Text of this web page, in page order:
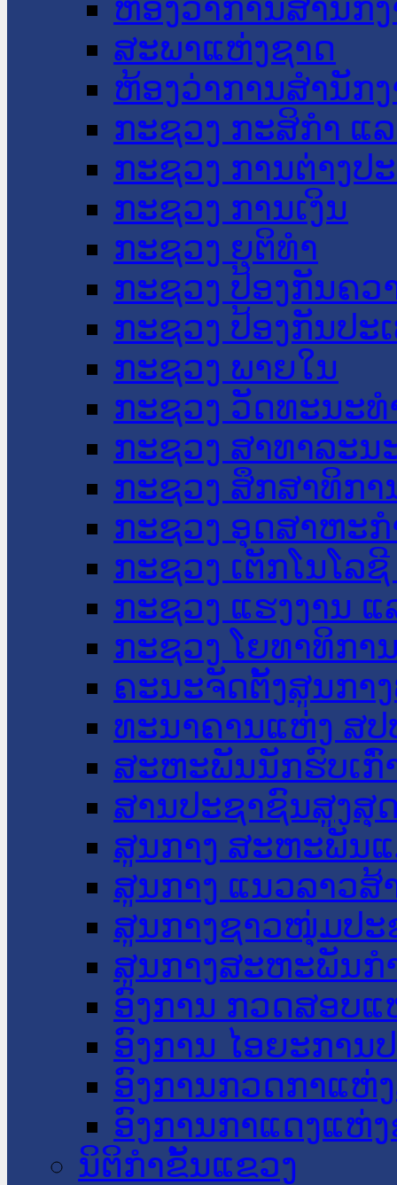
ຫ້ອງວ່າການສໍານັກ
ສະພາແຫ່ງຊາດ
ຫ້ອງວ່າການສຳນັກ
ກະຊວງ ກະສິກຳ ແ
ກະຊວງ ການຕ່າງປ
ກະຊວງ ການເງິນ
ກະຊວງ ຍຸຕິທໍາ
ກະຊວງ ປ້ອງກັນຄວ
ກະຊວງ ປ້ອງກັນປະ
ກະຊວງ ພາຍໃນ
ກະຊວງ ວັດທະນະ
ກະຊວງ ສາທາລະນ
ກະຊວງ ສຶກສາທິກາ
ກະຊວງ ອຸດສາຫະ
ກະຊວງ ເຕັກໂນໂລ
ກະຊວງ ແຮງງານ
ກະຊວງ ໂຍທາທິກາ
ຄະນະຈັດຕັ້ງສູນກາ
ທະນາຄານແຫ່ງ ສປ
ສະຫະພັນນັກຮົບເກົ່
ສານປະຊາຊົນສູງສຸ
ສູນກາງ ສະຫະພັນ
ສູນກາງ ແນວລາວສ້
ສູນກາງຊາວໜຸ່ມປະ
ສູນກາງສະຫະພັນກ
ອົງການ ກວດສອບແ
ອົງການ ໄອຍະການ
ອົງການກວດກາແຫ່
ອົງການກາແດງແຫ່
ນິຕິກໍາຂັ້ນແຂວງ